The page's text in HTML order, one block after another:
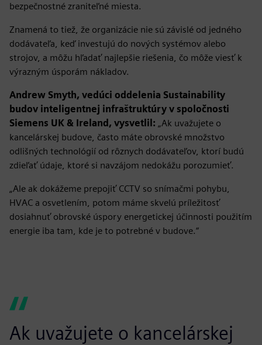
bezpečnostné zraniteľné miesta.
Znamená to tiež, že organizácie nie sú závislé od jedného
dodávateľa, keď investujú do nových systémov alebo
strojov, a môžu hľadať najlepšie riešenia, čo môže viesť k
výrazným úsporám nákladov.
Andrew Smyth, vedúci oddelenia Sustainability
budov inteligentnej infraštruktúry v spoločnosti
Siemens UK & Ireland, vysvetlil: „Ak uvažujete o
kancelárskej budove, často máte obrovské množstvo
odlišných technológií od rôznych dodávateľov, ktorí budú
zdieľať údaje, ktoré si navzájom nedokážu porozumieť.
„Ale ak dokážeme prepojiť CCTV so snímačmi pohybu,
HVAC a osvetlením, potom máme skvelú príležitosť
dosiahnuť obrovské úspory energetickej účinnosti použitím
energie iba tam, kde je to potrebné v budove.“
Ak uvažujete o kancelárskej